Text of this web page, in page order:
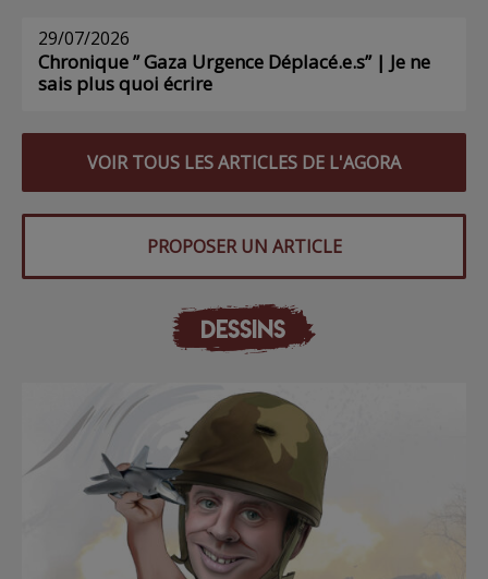
29/07/2026
Chronique ” Gaza Urgence Déplacé.e.s” | Je ne
sais plus quoi écrire
VOIR TOUS LES ARTICLES DE L'AGORA
PROPOSER UN ARTICLE
DESSINS